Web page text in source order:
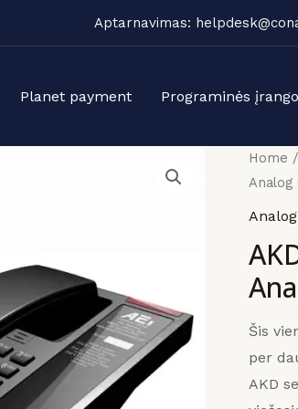
Aptarnavimas:
Planet payment Programinės
Home /
Analog
Šis
per
AKD